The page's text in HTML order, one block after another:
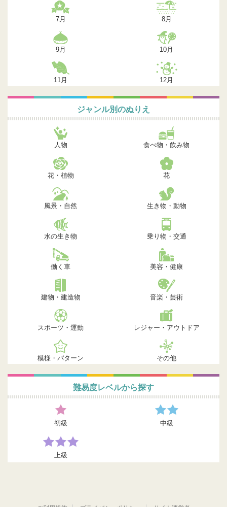
7月 8月
9月 10月
11月 12月
ジャンル別のぬりえ
人物 食べ物・飲み物
花・植物 花
風景・自然 生き物・動物
水の生き物 乗り物・交通
働く車 美容・健康
建物・建造物 音楽・芸術
スポーツ・運動 レジャー・アウトドア
模様・パターン その他
難易度レベルから探す
初級 中級
上級